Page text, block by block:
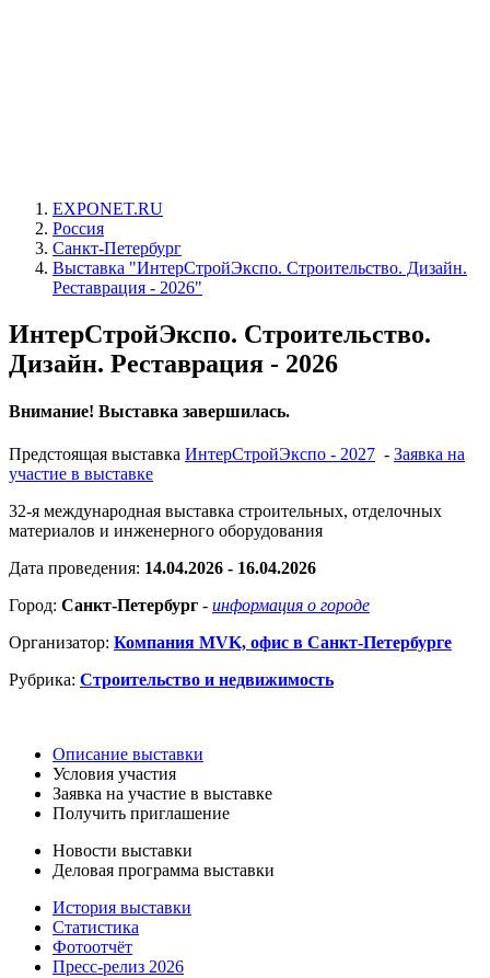
EXPONET.RU
Россия
Санкт-Петербург
Выставка "ИнтерСтройЭкспо. Строительство. Дизайн.
Реставрация - 2026"
ИнтерСтройЭкспо. Строительство.
Дизайн. Реставрация - 2026
Внимание! Выставка завершилась.
Предстоящая выставка ИнтерСтройЭкспо - 2027 - Заявка на
участие в выставке
32-я международная выставка строительных, отделочных
материалов и инженерного оборудования
Дата проведения: 14.04.2026 - 16.04.2026
Город: Санкт-Петербург - информация о городе
Организатор: Компания MVK, офис в Санкт-Петербурге
Рубрика: Строительство и недвижимость
Описание выставки
Условия участия
Заявка на участие в выставке
Получить приглашение
Новости выставки
Деловая программа выставки
История выставки
Статистика
Фотоотчёт
Пресс-релиз 2026